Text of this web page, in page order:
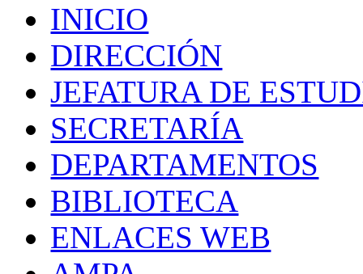
INICIO
DIRECCIÓN
JEFATURA DE
SECRETARÍA
DEPARTAMENTOS
BIBLIOTECA
ENLACES WEB